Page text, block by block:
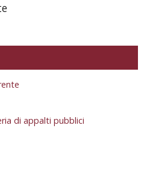
di appalti pubblici